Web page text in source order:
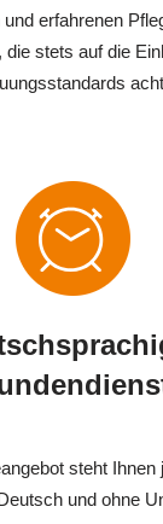
erfahrenen
die stets auf die
steht Ihnen
und ohne